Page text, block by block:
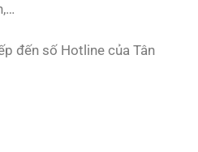
đến số Hotline của Tân